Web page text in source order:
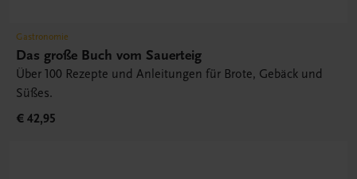
Gastronomie
Das große Buch vom Sauerteig
Über 100 Rezepte und Anleitungen für Brote, Gebäck und
Süßes.
€ 42,95